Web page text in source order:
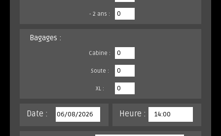
- 2 ans :
Bagages :
Cabine :
Soute :
XL :
Date : Heure :